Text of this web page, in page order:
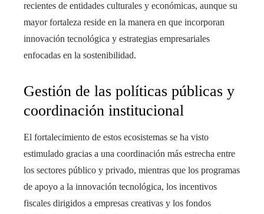
recientes de entidades culturales y económicas, aunque su
mayor fortaleza reside en la manera en que incorporan
innovación tecnológica y estrategias empresariales
enfocadas en la sostenibilidad.
Gestión de las políticas públicas y
coordinación institucional
El fortalecimiento de estos ecosistemas se ha visto
estimulado gracias a una coordinación más estrecha entre
los sectores público y privado, mientras que los programas
de apoyo a la innovación tecnológica, los incentivos
fiscales dirigidos a empresas creativas y los fondos